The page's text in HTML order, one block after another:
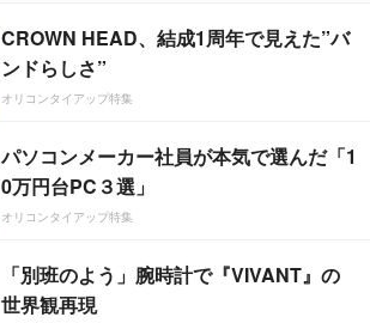
CROWN HEAD、結成1周年で見えた”バ
ンドらしさ”
オリコンタイアップ特集
パソコンメーカー社員が本気で選んだ「1
0万円台PC３選」
オリコンタイアップ特集
「別班のよう」腕時計で『VIVANT』の
世界観再現